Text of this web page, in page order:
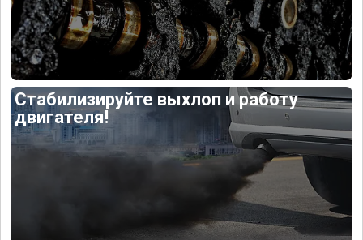
Стабилизируйте выхлоп и работу
двигателя!